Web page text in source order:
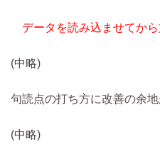
データを読み込ませてか
(中略)
句読点の打ち方に改善の余地
(中略)